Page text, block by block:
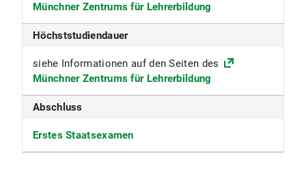
Münchner Zentrums für Lehrerbildung
Höchststudiendauer
siehe Informationen auf den Seiten des
Münchner Zentrums für Lehrerbildung
Abschluss
Erstes Staatsexamen